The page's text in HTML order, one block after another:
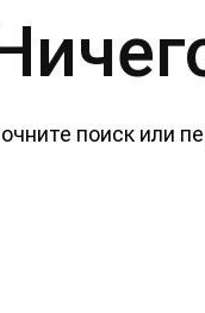
поиск или